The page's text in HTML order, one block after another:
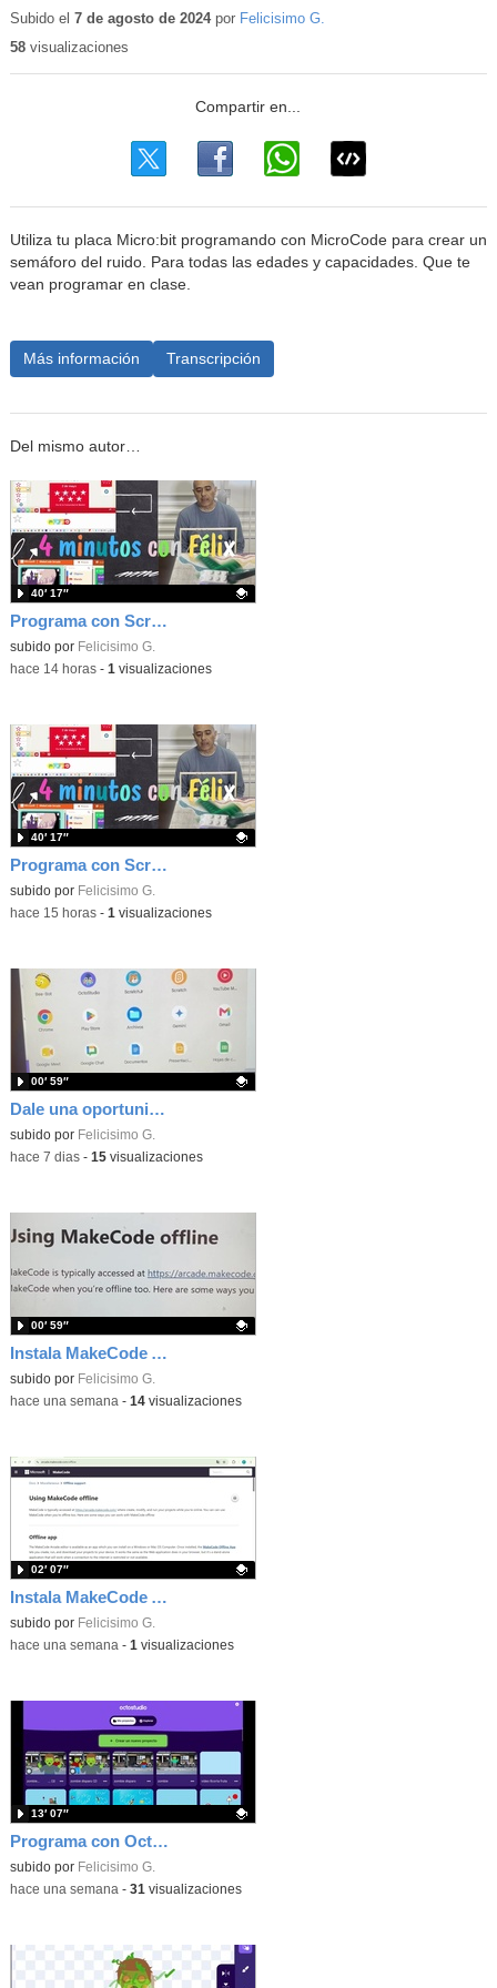
educativo
Subido el 7 de agosto de 2024por Felicisimo G.
58visualizaciones
Utiliza tu placa Micro:bit programando con MicroCode para crear un
semáforo del ruido. Para todas las edades y capacidades. Que te
vean programar en clase.
Más información Transcripción
Del mismo autor…
Programa con Scratch, 8 diferentes juegos para vivir la emoción de los partidos de España en el mundial 2026
Contenido educativo.
subido por Felicisimo G.
40′ 17″
-hace 14 horas- 1 visualizaciones
Programa con Scratch juegos con los partidos del mundial 2026 ganados por España
Contenido educativo.
subido por Felicisimo G.
40′ 17″
-hace 15 horas- 1 visualizaciones
Dale una oportunidad a los Chromebooks y utiliza un proyector para realizar talleres si no tienes pantallas táctiles
Contenido educativo.
subido por Felicisimo G.
00′ 59″
-hace 7 dias- 15visualizaciones
Instala MakeCode Arcade para trabajar offline en tu tablet, ordenador, Chromebook
Contenido educativo.
subido por Felicisimo G.
00′ 59″
-hace una semana - 14visualizaciones
Instala MakeCode Arcade offline para programar grandes juegos sin necesidad de Internet
Contenido educativo.
subido por Felicisimo G.
02′ 07″
-hace una semana - 1 visualizaciones
Programa con OctoStudio, un juego de disparos contra Zombies con un cargador basado en el House of the dead
Contenido educativo.
subido por Felicisimo G.
13′ 07″
-hace una semana - 31 visualizaciones